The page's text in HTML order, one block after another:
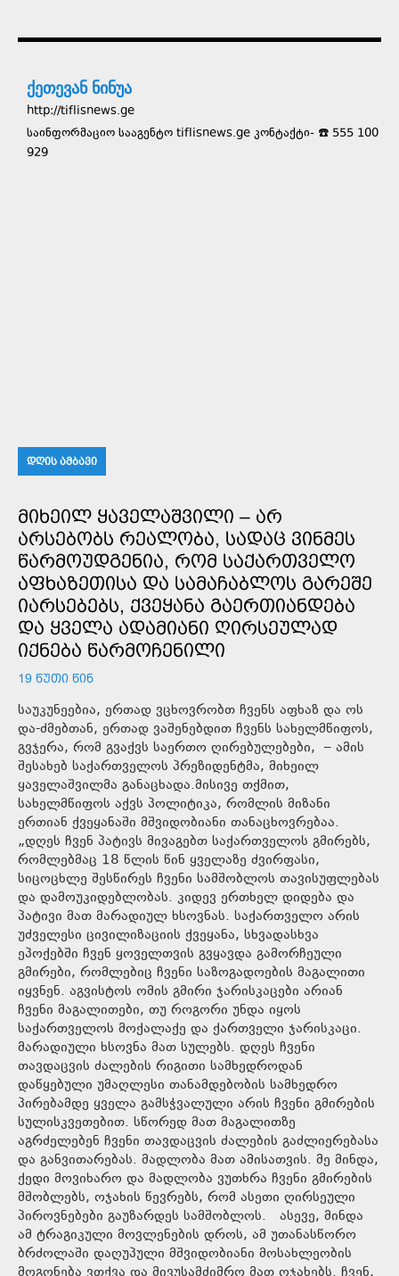
ქეთევან ნინუა
http://tiflisnews.ge
საინფორმაციო სააგენტო tiflisnews.ge კონტაქტი- ☎️ 555 100
929
ᲓᲦᲘᲡ ᲐᲛᲑᲐᲕᲘ
ᲛᲘᲮᲔᲘᲚ ᲧᲐᲕᲔᲚᲐᲨᲕᲘᲚᲘ – ᲐᲠ
ᲐᲠᲡᲔᲑᲝᲑᲡ ᲠᲔᲐᲚᲝᲑᲐ, ᲡᲐᲓᲐᲪ ᲕᲘᲜᲛᲔᲡ
ᲬᲐᲠᲛᲝᲣᲓᲒᲔᲜᲘᲐ, ᲠᲝᲛ ᲡᲐᲥᲐᲠᲗᲕᲔᲚᲝ
ᲐᲤᲮᲐᲖᲔᲗᲘᲡᲐ ᲓᲐ ᲡᲐᲛᲐᲩᲐᲑᲚᲝᲡ ᲒᲐᲠᲔᲨᲔ
ᲘᲐᲠᲡᲔᲑᲔᲑᲡ, ᲥᲕᲔᲧᲐᲜᲐ ᲒᲐᲔᲠᲗᲘᲐᲜᲓᲔᲑᲐ
ᲓᲐ ᲧᲕᲔᲚᲐ ᲐᲓᲐᲛᲘᲐᲜᲘ ᲦᲘᲠᲡᲔᲣᲚᲐᲓ
ᲘᲥᲜᲔᲑᲐ ᲬᲐᲠᲛᲝᲩᲔᲜᲘᲚᲘ
19 ᲬᲣᲗᲘ ᲬᲘᲜ
საუკუნეებია, ერთად ვცხოვრობთ ჩვენს აფხაზ და ოს
და-ძმებთან, ერთად ვაშენებდით ჩვენს სახელმწიფოს,
გვჯერა, რომ გვაქვს საერთო ღირებულებები, – ამის
შესახებ საქართველოს პრეზიდენტმა, მიხეილ
ყაველაშვილმა განაცხადა.მისივე თქმით,
სახელმწიფოს აქვს პოლიტიკა, რომლის მიზანი
ერთიან ქვეყანაში მშვიდობიანი თანაცხოვრებაა.
„დღეს ჩვენ პატივს მივაგებთ საქართველოს გმირებს,
რომლებმაც 18 წლის წინ ყველაზე ძვირფასი,
სიცოცხლე შესწირეს ჩვენი სამშობლოს თავისუფლებას
და დამოუკიდებლობას. კიდევ ერთხელ დიდება და
პატივი მათ მარადიულ ხსოვნას. საქართველო არის
უძველესი ცივილიზაციის ქვეყანა, სხვადასხვა
ეპოქებში ჩვენ ყოველთვის გვყავდა გამორჩეული
გმირები, რომლებიც ჩვენი საზოგადოების მაგალითი
იყვნენ. აგვისტოს ომის გმირი ჯარისკაცები არიან
ჩვენი მაგალითები, თუ როგორი უნდა იყოს
საქართველოს მოქალაქე და ქართველი ჯარისკაცი.
მარადიული ხსოვნა მათ სულებს. დღეს ჩვენი
თავდაცვის ძალების რიგითი სამხედროდან
დაწყებული უმაღლესი თანამდებობის სამხედრო
პირებამდე ყველა გამსჭვალული არის ჩვენი გმირების
სულისკვეთებით. სწორედ მათ მაგალითზე
აგრძელებენ ჩვენი თავდაცვის ძალების გაძლიერებასა
და განვითარებას. მადლობა მათ ამისათვის. მე მინდა,
ქედი მოვიხარო და მადლობა ვუთხრა ჩვენი გმირების
მშობლებს, ოჯახის წევრებს, რომ ასეთი ღირსეული
პიროვნებები გაუზარდეს სამშობლოს. ასევე, მინდა
ამ ტრაგიკული მოვლენების დროს, ამ უთანასწორო
ბრძოლაში დაღუპული მშვიდობიანი მოსახლეობის